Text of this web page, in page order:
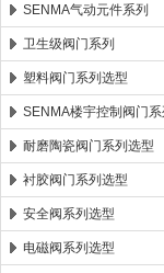
SENMA气动元件系列
卫生级阀门系列
塑料阀门系列选型
SENMA楼宇控制阀门系
耐磨陶瓷阀门系列选型
衬胶阀门系列选型
安全阀系列选型
电磁阀系列选型